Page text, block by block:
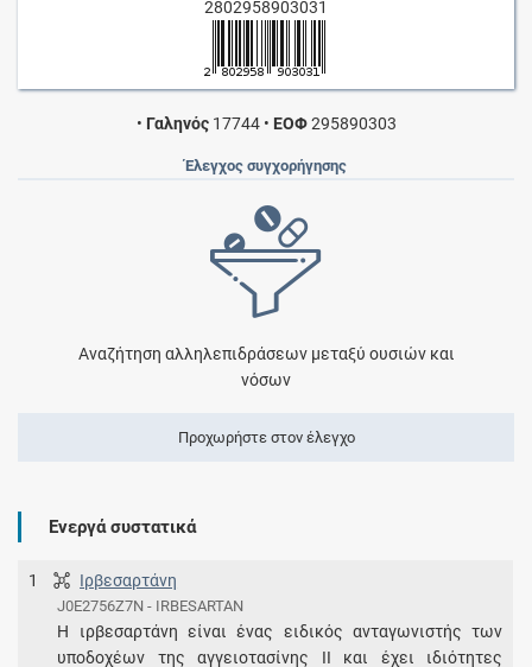
2802958903031
• Γαληνός17744 • ΕΟΦ295890303
Έλεγχος συγχορήγησης
Αναζήτηση αλληλεπιδράσεων μεταξύ ουσιών και
νόσων
Προχωρήστε στον έλεγχο
Ενεργά συστατικά
1 Ιρβεσαρτάνη
J0E2756Z7N - IRBESARTAN
Η ιρβεσαρτάνη είναι ένας ειδικός ανταγωνιστής των
υποδοχέων της αγγειοτασίνης ΙΙ και έχει ιδιότητες